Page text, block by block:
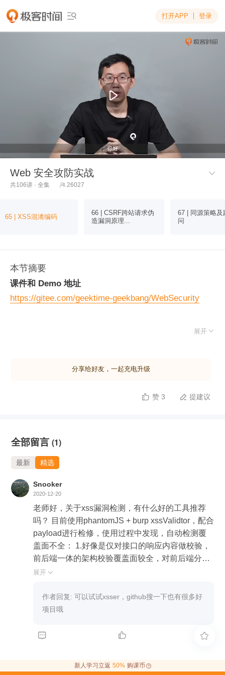
 打开APP 登录
Web 安全攻防实战 
共106讲 · 全集  26027
65 | XSS混淆编码
66 | CSRF跨站请求伪
造漏洞原理...
67 | 同源策略及
问
本节摘要
课件和 Demo 地址
https://gitee.com/geektime-geekbang/WebSecurity
展开 
分享给好友，一起充电升级
 赞 3  提建议
全部留言 (1)
最新 精选
Snooker
2020-12-20
老师好，关于xss漏洞检测，有什么好的工具推荐
吗？ 目前使用phantomJS + burp xssValidtor，配合
payload进行检修，使用过程中发现，自动检测覆
盖面不全： 1.好像是仅对接口的响应内容做校验，
前后端一体的架构校验覆盖面较全，对前后端分离
的架构，无法对渲染的页面做校验 2涉及多端交互
展开 
作者回复: 可以试试xsser，github搜一下也有很多好
项目哦
 
新人学习立返 50% 购课币
